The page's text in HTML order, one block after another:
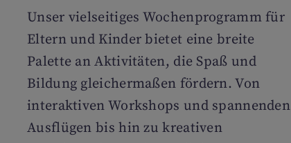
Unser vielseitiges Wochenprogramm für
Eltern und Kinder bietet eine breite
Palette an Aktivitäten, die Spaß und
Bildung gleichermaßen fördern. Von
interaktiven Workshops und spannenden
Ausflügen bis hin zu kreativen